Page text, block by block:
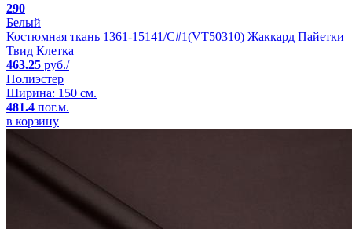
290
Белый
Костюмная ткань 1361-15141/C#1(VT50310) Жаккард Пайетки
Твид Клетка
463.25 руб./
Полиэстер
Ширина: 150 см.
481.4 пог.м.
в корзину